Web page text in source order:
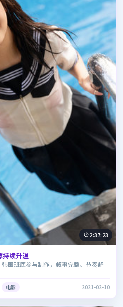
2:37:23
续升温
国班底参与制作，叙事完整、节奏舒
电影 2021-02-10